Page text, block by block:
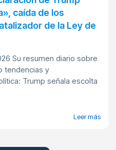
caída de los
de la Ley de
Su resumen diario sobre
tendencias y
Trump señala escolta
Leer más